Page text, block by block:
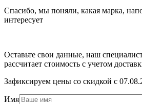
Спасибо, мы поняли, какая марка,
интересует
Оставьте свои данные, наш
рассчитает стоимость с учетом
Зафиксируем цены со скидкой с
Имя